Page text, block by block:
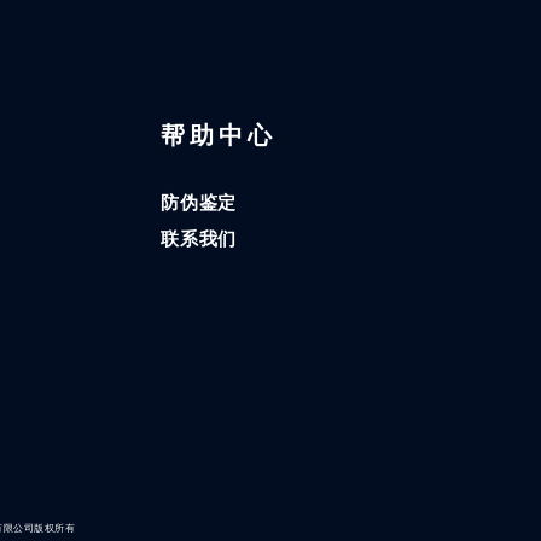
帮助中心
防伪鉴定
联系我们
限公司版权所有